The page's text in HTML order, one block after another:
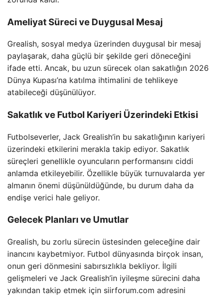
Ameliyat Süreci ve Duygusal Mesaj
Grealish, sosyal medya üzerinden duygusal bir mesaj
paylaşarak, daha güçlü bir şekilde geri döneceğini
ifade etti. Ancak, bu uzun sürecek olan sakatlığın 2026
Dünya Kupası’na katılma ihtimalini de tehlikeye
atabileceği düşünülüyor.
Sakatlık ve Futbol Kariyeri Üzerindeki Etkisi
Futbolseverler, Jack Grealish’in bu sakatlığının kariyeri
üzerindeki etkilerini merakla takip ediyor. Sakatlık
süreçleri genellikle oyuncuların performansını ciddi
anlamda etkileyebilir. Özellikle büyük turnuvalarda yer
almanın önemi düşünüldüğünde, bu durum daha da
endişe verici hale geliyor.
Gelecek Planları ve Umutlar
Grealish, bu zorlu sürecin üstesinden geleceğine dair
inancını kaybetmiyor. Futbol dünyasında birçok insan,
onun geri dönmesini sabırsızlıkla bekliyor. İlgili
gelişmeleri ve Jack Grealish’in iyileşme sürecini daha
yakından takip etmek için siirforum.com adresini